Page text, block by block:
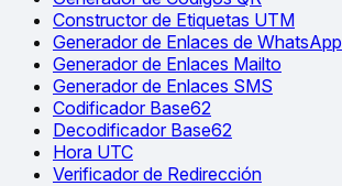
Constructor de Etiquetas UTM
Generador de Enlaces de WhatsApp
Generador de Enlaces Mailto
Generador de Enlaces SMS
Codificador Base62
Decodificador Base62
Hora UTC
Verificador de Redirección